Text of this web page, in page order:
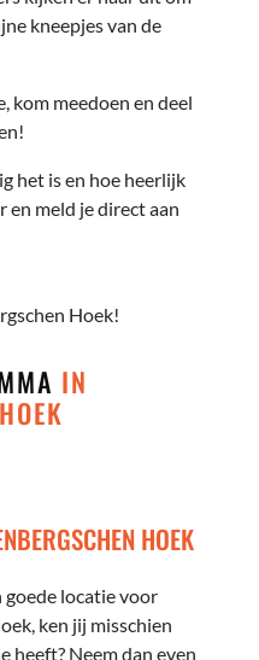
kneepjes van de
kom meedoen en deel
het is en hoe heerlijk
meld je direct aan
Hoek!
IN
HOEK
goede locatie voor
ken jij misschien
heeft? Neem dan even